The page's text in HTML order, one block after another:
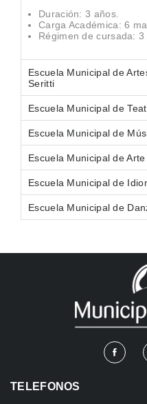
Duración: 3 años.
Carga Académica: 6
Régimen de cursada: 3
Escuela Municipal de
Seritti
Escuela Municipal de
Escuela Municipal de
Escuela Municipal de Arte
Escuela Municipal de
Escuela Municipal de
TELEFONOS